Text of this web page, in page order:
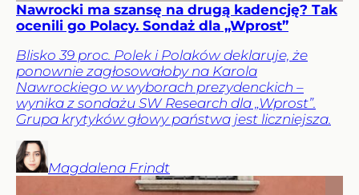
Nawrocki ma szansę na drugą kadencję? Tak
ocenili go Polacy. Sondaż dla „Wprost”
Blisko 39 proc. Polek i Polaków deklaruje, że
ponownie zagłosowałoby na Karola
Nawrockiego w wyborach prezydenckich –
wynika z sondażu SW Research dla „Wprost”.
Grupa krytyków głowy państwa jest liczniejsza.
Magdalena Frindt